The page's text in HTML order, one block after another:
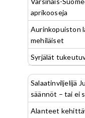
aprikooseja
Aurinkopuiston
mehiläiset
Syrjälät
Salaatinviljelijä
säännöt – tai ei
Alanteet